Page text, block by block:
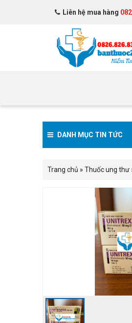
Liên hệ mua hàng
DANH MỤC TIN TỨC
Trang chủ » Thuốc ung thư